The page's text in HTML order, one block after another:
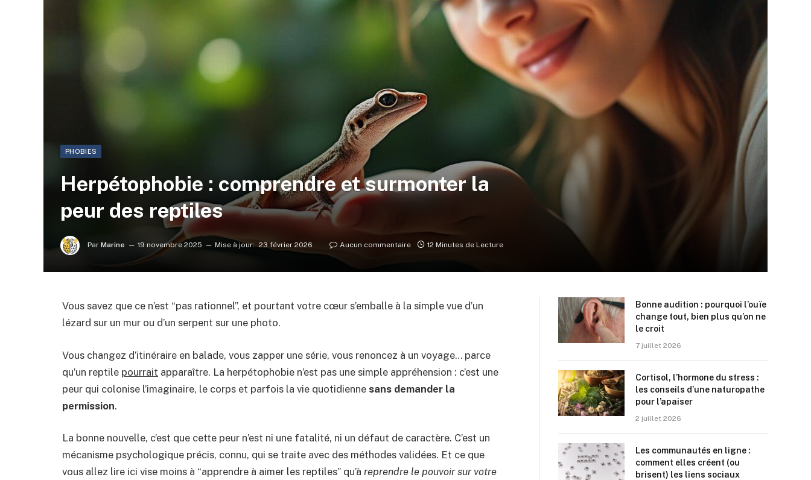
PHOBIES
Herpétophobie : comprendre et surmonter la
peur des reptiles
Par Marine 19 novembre 2025 Mise à jour: 23 février 2026 Aucun commentaire 12 Minutes de Lecture
Vous savez que ce n’est “pas rationnel”, et pourtant votre cœur s’emballe à la simple vue d’un
lézard sur un mur ou d’un serpent sur une photo.
Vous changez d’itinéraire en balade, vous zapper une série, vous renoncez à un voyage… parce
qu’un reptile pourrait apparaître. La herpétophobie n’est pas une simple appréhension : c’est une
peur qui colonise l’imaginaire, le corps et parfois la vie quotidienne sans demander la
permission.
La bonne nouvelle, c’est que cette peur n’est ni une fatalité, ni un défaut de caractère. C’est un
mécanisme psychologique précis, connu, qui se traite avec des méthodes validées. Et ce que
vous allez lire ici vise moins à “apprendre à aimer les reptiles” qu’à reprendre le pouvoir sur votre
Bonne audition : pourquoi l’ouïe
change tout, bien plus qu’on ne
le croit
7 juillet 2026
Cortisol, l’hormone du stress :
les conseils d’une naturopathe
pour l’apaiser
2 juillet 2026
Les communautés en ligne :
comment elles créent (ou
brisent) les liens sociaux